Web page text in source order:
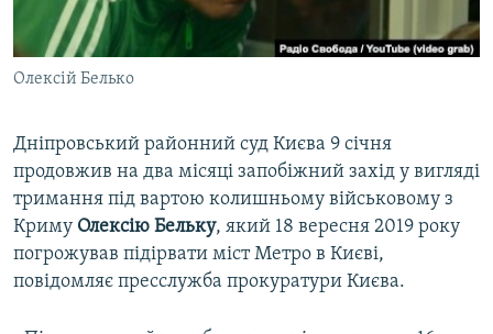
СВІДЧЕННЯ ОКУПАЦІЇ
УКРАЇНСЬКА ПРОБЛЕМА КРИМУ
ІНФОГРАФІКА
Qırımtatar
ДОЛУЧАЙСЯ!
Усі сайти RFE/RL
Олексій Белько
Дніпровський районний суд Києва 9 січня
продовжив на два місяці запобіжний захід у вигляді
тримання під вартою колишньому військовому з
Криму Олексію Бельку, який 18 вересня 2019 року
погрожував підірвати міст Метро в Києві,
повідомляє пресслужба прокуратури Києва.